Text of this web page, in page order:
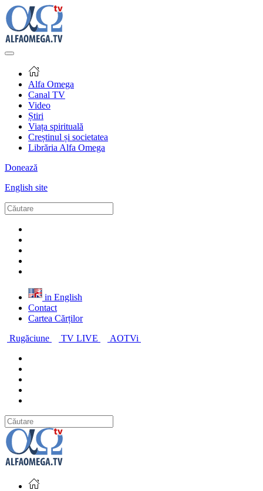
Alfa Omega
Canal TV
Video
Știri
Viața spirituală
Creștinul și societatea
Librăria Alfa Omega
Donează
English site
in English
Contact
Cartea Cărților
Rugăciune
TV LIVE AOTVi